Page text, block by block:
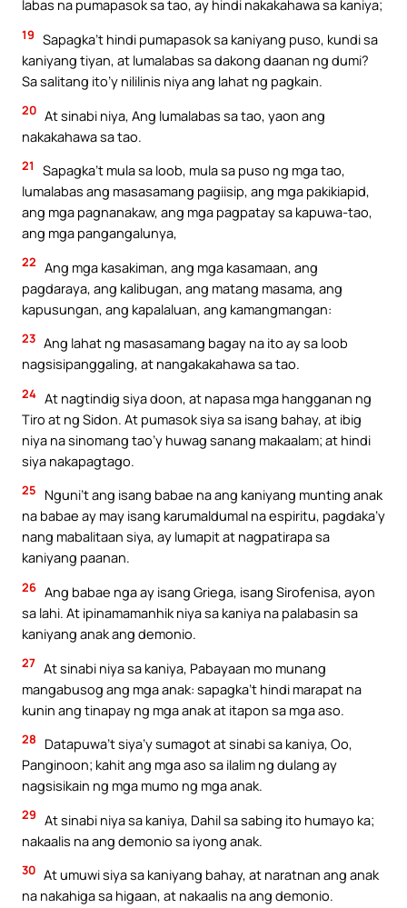
labas na pumapasok sa tao, ay hindi nakakahawa sa kaniya;
19 Sapagka’t hindi pumapasok sa kaniyang puso, kundi sa
kaniyang tiyan, at lumalabas sa dakong daanan ng dumi?
Sa salitang ito’y nililinis niya ang lahat ng pagkain.
20 At sinabi niya, Ang lumalabas sa tao, yaon ang
nakakahawa sa tao.
21
Sapagka’t mula sa loob, mula sa puso ng mga tao,
lumalabas ang masasamang pagiisip, ang mga pakikiapid,
ang mga pagnanakaw, ang mga pagpatay sa kapuwa-tao,
ang mga pangangalunya,
22 Ang mga kasakiman, ang mga kasamaan, ang
pagdaraya, ang kalibugan, ang matang masama, ang
kapusungan, ang kapalaluan, ang kamangmangan:
23 Ang lahat ng masasamang bagay na ito ay sa loob
nagsisipanggaling, at nangakakahawa sa tao.
24 At nagtindig siya doon, at napasa mga hangganan ng
Tiro at ng Sidon. At pumasok siya sa isang bahay, at ibig
niya na sinomang tao’y huwag sanang makaalam; at hindi
siya nakapagtago.
25
Nguni’t ang isang babae na ang kaniyang munting anak
na babae ay may isang karumaldumal na espiritu, pagdaka’y
nang mabalitaan siya, ay lumapit at nagpatirapa sa
kaniyang paanan.
26 Ang babae nga ay isang Griega, isang Sirofenisa, ayon
sa lahi. At ipinamamanhik niya sa kaniya na palabasin sa
kaniyang anak ang demonio.
27 At sinabi niya sa kaniya, Pabayaan mo munang
mangabusog ang mga anak: sapagka’t hindi marapat na
kunin ang tinapay ng mga anak at itapon sa mga aso.
28
Datapuwa’t siya’y sumagot at sinabi sa kaniya, Oo,
Panginoon; kahit ang mga aso sa ilalim ng dulang ay
nagsisikain ng mga mumo ng mga anak.
29 At sinabi niya sa kaniya, Dahil sa sabing ito humayo ka;
nakaalis na ang demonio sa iyong anak.
30 At umuwi siya sa kaniyang bahay, at naratnan ang anak
na nakahiga sa higaan, at nakaalis na ang demonio.